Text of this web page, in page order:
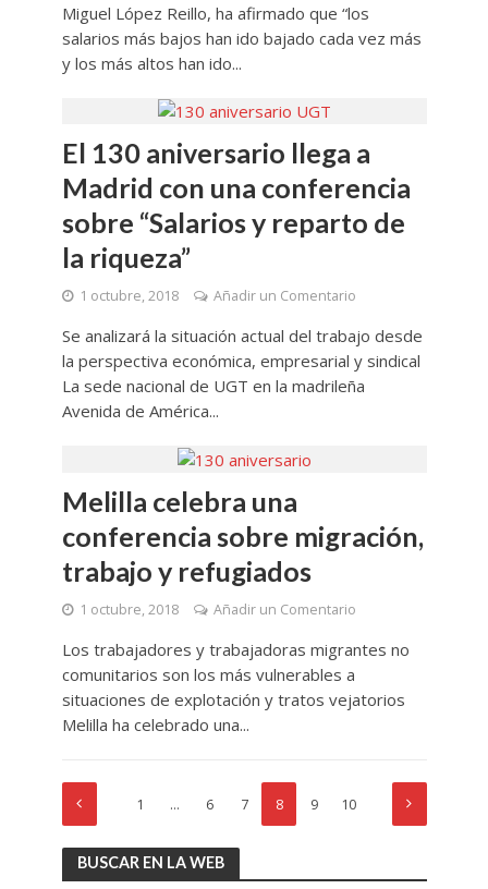
Miguel López Reillo, ha afirmado que “los
salarios más bajos han ido bajado cada vez más
y los más altos han ido...
El 130 aniversario llega a
Madrid con una conferencia
sobre “Salarios y reparto de
la riqueza”
1 octubre, 2018 Añadir un Comentario
Se analizará la situación actual del trabajo desde
la perspectiva económica, empresarial y sindical
La sede nacional de UGT en la madrileña
Avenida de América...
Melilla celebra una
conferencia sobre migración,
trabajo y refugiados
1 octubre, 2018 Añadir un Comentario
Los trabajadores y trabajadoras migrantes no
comunitarios son los más vulnerables a
situaciones de explotación y tratos vejatorios
Melilla ha celebrado una...
1 … 6 7 8 9 10
BUSCAR EN LA WEB